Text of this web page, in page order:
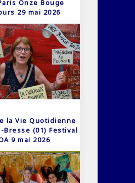
Onze Bouge
29 mai 2026
la Vie Quotidienne
Bresse (01) Festival
9 mai 2026